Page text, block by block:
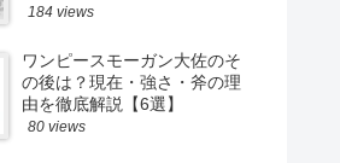
184 views
ワンピースモーガン大佐のそ
の後は？現在・強さ・斧の理
由を徹底解説【6選】
80 views